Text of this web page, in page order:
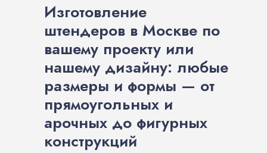
Изготовление
штендеров в Москве по
вашему проекту или
нашему дизайну: любые
размеры и формы — от
прямоугольных и
арочных до фигурных
конструкций